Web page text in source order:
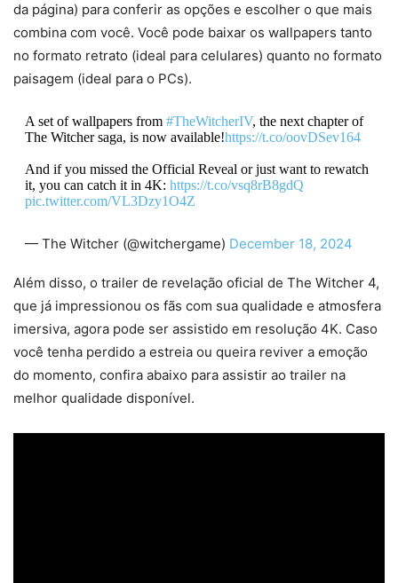
da página) para conferir as opções e escolher o que mais
combina com você. Você pode baixar os wallpapers tanto
no formato retrato (ideal para celulares) quanto no formato
paisagem (ideal para o PCs).
A set of wallpapers from #TheWitcherIV, the next chapter of
The Witcher saga, is now available!https://t.co/oovDSev164
And if you missed the Official Reveal or just want to rewatch
it, you can catch it in 4K: https://t.co/vsq8rB8gdQ
pic.twitter.com/VL3Dzy1O4Z
— The Witcher (@witchergame) December 18, 2024
Além disso, o trailer de revelação oficial de The Witcher 4,
que já impressionou os fãs com sua qualidade e atmosfera
imersiva, agora pode ser assistido em resolução 4K. Caso
você tenha perdido a estreia ou queira reviver a emoção
do momento, confira abaixo para assistir ao trailer na
melhor qualidade disponível.